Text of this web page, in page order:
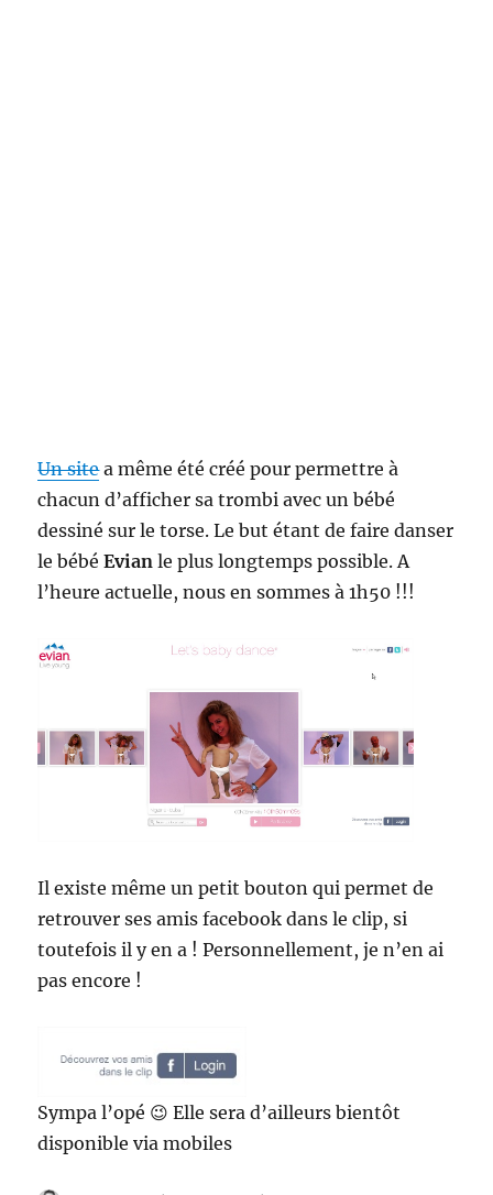
Un sitea même été créé pour permettre à
chacun d’afficher sa trombi avec un bébé
dessiné sur le torse. Le but étant de faire danser
le bébéEvianle plus longtemps possible. A
l’heure actuelle, nous en sommes à 1h50 !!!
Il existe même un petit bouton qui permet de
retrouver ses amis facebook dans le clip, si
toutefois il y en a ! Personnellement, je n’en ai
pas encore !
Sympa l’opé 😉 Elle sera d’ailleurs bientôt
disponible via mobiles